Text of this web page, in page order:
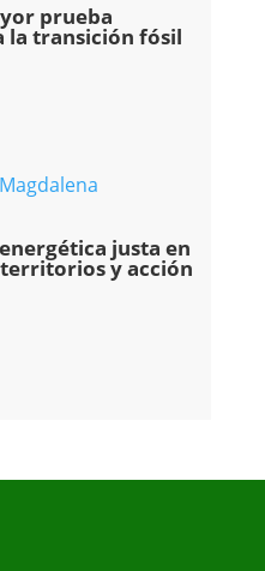
prueba
la transición fósil
justa en
y acción